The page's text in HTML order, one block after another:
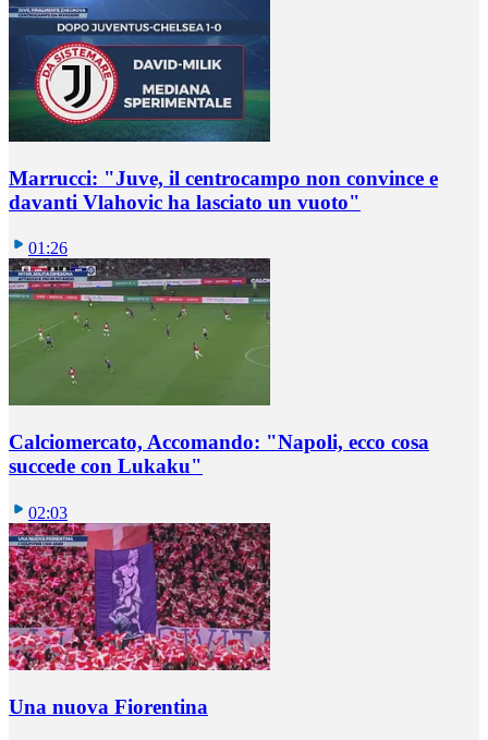
Marrucci: "Juve, il centrocampo non convince e
davanti Vlahovic ha lasciato un vuoto"
01:26
Calciomercato, Accomando: "Napoli, ecco cosa
succede con Lukaku"
02:03
Una nuova Fiorentina